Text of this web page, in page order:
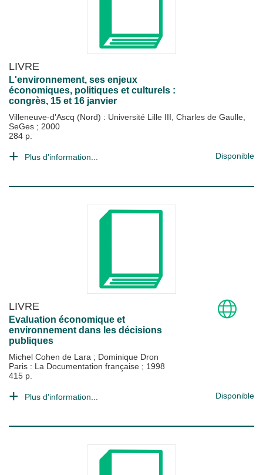
LIVRE
L'environnement, ses enjeux
économiques, politiques et culturels :
congrès, 15 et 16 janvier
Villeneuve-d'Ascq (Nord) : Université Lille III, Charles de Gaulle,
SeGes ; 2000
284 p.
Plus d'information... Disponible
LIVRE
Evaluation économique et
environnement dans les décisions
publiques
Michel Cohen de Lara ; Dominique Dron
Paris : La Documentation française ; 1998
415 p.
Plus d'information... Disponible